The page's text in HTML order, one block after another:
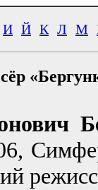
И Й К Л М